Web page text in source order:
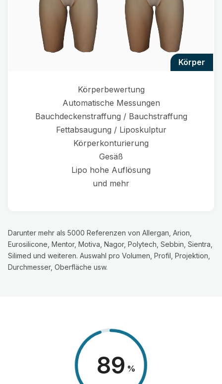
körper
Körperbewertung
Automatische Messungen
Bauchdeckenstraffung / Bauchstraffung
Fettabsaugung / Liposkulptur
Körperkonturierung
Gesäß
Lipo hohe Auflösung
und mehr
Darunter mehr als 5000 Referenzen von Allergan, Arion,
Eurosilicone, Mentor, Motiva, Nagor, Polytech, Sebbin, Sientra,
Silimed und weiteren. Auswahl pro Volumen, Profil, Projektion,
Durchmesser, Oberfläche usw.
98 %